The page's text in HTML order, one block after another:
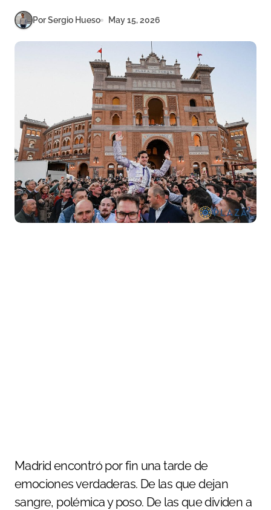
Por Sergio Hueso May 15, 2026
Madrid encontró por fin una tarde de
emociones verdaderas. De las que dejan
sangre, polémica y poso. De las que dividen a